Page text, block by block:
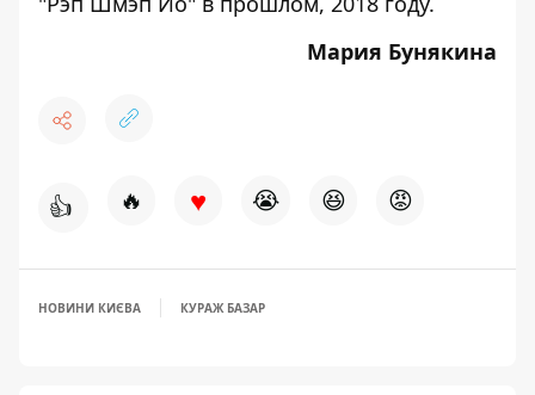
Мария Бунякина
👍 🔥 ♥ 😭 😆 😡
НОВИНИ КИЄВА КУРАЖ БАЗАР